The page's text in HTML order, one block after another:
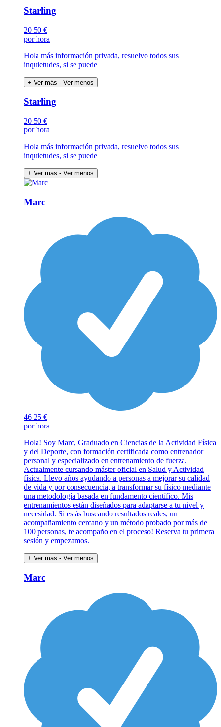
Starling
20 50 €
por hora
Hola más información privada, resuelvo todos sus
inquietudes, si se puede
+ Ver más - Ver menos
Starling
20 50 €
por hora
Hola más información privada, resuelvo todos sus
inquietudes, si se puede
+ Ver más - Ver menos
Marc
46 25 €
por hora
Hola! Soy Marc, Graduado en Ciencias de la Actividad Física
y del Deporte, con formación certificada como entrenador
personal y especializado en entrenamiento de fuerza.
Actualmente cursando máster oficial en Salud y Actividad
física. Llevo años ayudando a personas a mejorar su calidad
de vida y por consecuencia, a transformar su físico mediante
una metodología basada en fundamento científico. Mis
entrenamientos están diseñados para adaptarse a tu nivel y
necesidad. Si estás buscando resultados reales, un
acompañamiento cercano y un método probado por más de
100 personas, te acompaño en el proceso! Reserva tu primera
sesión y empezamos.
+ Ver más - Ver menos
Marc